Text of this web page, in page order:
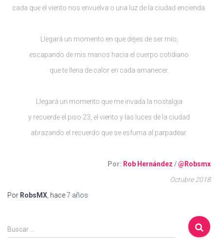
cada que el viento nos envuelva o una luz de la ciudad encienda.
Llegará un momento en que dejes de ser mío,
escapando de mis manos hacia el cuerpo cotidiano
que te llena de calor en cada amanecer.
Llegará un momento que me invada la nostalgia
y recuerde el piso 23, el viento y las luces de la ciudad
abrazando el recuerdo que se esfuma al parpadear.
Por: Rob Hernández /@Robsmx
Octubre 2018
Por RobsMX , hace7 años
B
u
Buscar …